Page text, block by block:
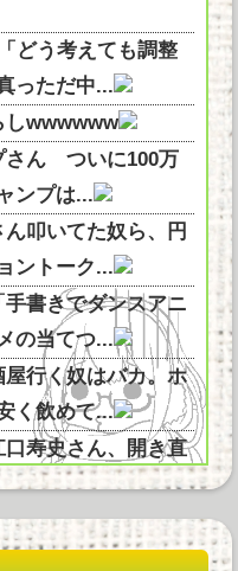
どう考えても調整
っただ中...
しwwwwww
さん ついに100万
ンプは...
叩いてた奴ら、円
ントーク...
手書きでダンスアニ
の当てつ...
屋行く奴はバカ。ホ
く飲めて...
口寿史さん、開き直
反省して...
のノートパソコン
？他